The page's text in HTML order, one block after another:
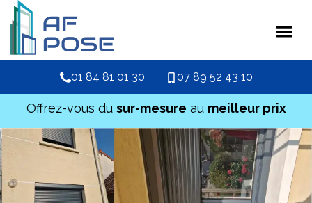
01 84 81 01 30 07 89 52 43 10
Offrez-vous du sur-mesure au meilleur prix